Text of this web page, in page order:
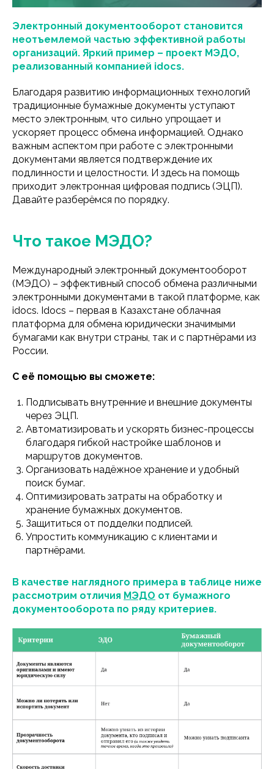
Электронный документооборот становится
неотъемлемой частью эффективной работы
организаций. Яркий пример – проект МЭДО,
реализованный компанией idocs.
Благодаря развитию информационных технологий
традиционные бумажные документы уступают
место электронным, что сильно упрощает и
ускоряет процесс обмена информацией. Однако
важным аспектом при работе с электронными
документами является подтверждение их
подлинности и целостности. И здесь на помощь
приходит электронная цифровая подпись (ЭЦП).
Давайте разберёмся по порядку.
Что такое МЭДО?
Международный электронный документооборот
(МЭДО) – эффективный способ обмена различными
электронными документами в такой платформе, как
idocs. Idocs – первая в Казахстане облачная
платформа для обмена юридически значимыми
бумагами как внутри страны, так и с партнёрами из
России.
С её помощью вы сможете:
Подписывать внутренние и внешние документы
через ЭЦП.
Автоматизировать и ускорять бизнес-процессы
благодаря гибкой настройке шаблонов и
маршрутов документов.
Организовать надёжное хранение и удобный
поиск бумаг.
Оптимизировать затраты на обработку и
хранение бумажных документов.
Защититься от подделки подписей.
Упростить коммуникацию с клиентами и
партнёрами.
В качестве наглядного примера в таблице ниже
рассмотрим отличия МЭДО от бумажного
документооборота по ряду критериев.